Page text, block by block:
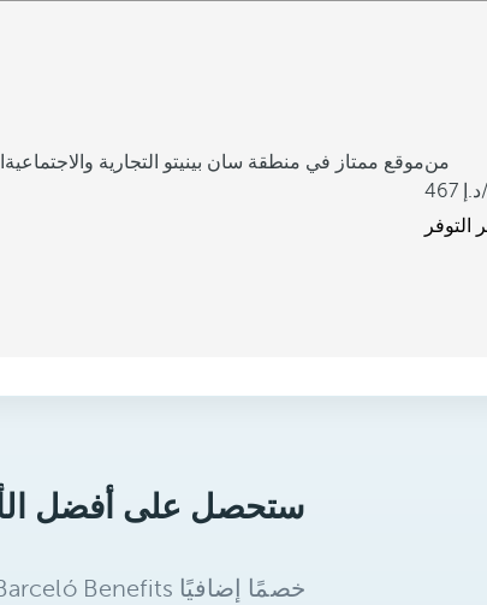
موقع ممتاز في منطقة سان بينيتو التجارية والاجتماعيةمن
467
التوفر